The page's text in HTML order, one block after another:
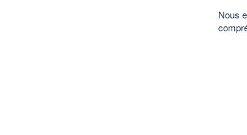
Nous